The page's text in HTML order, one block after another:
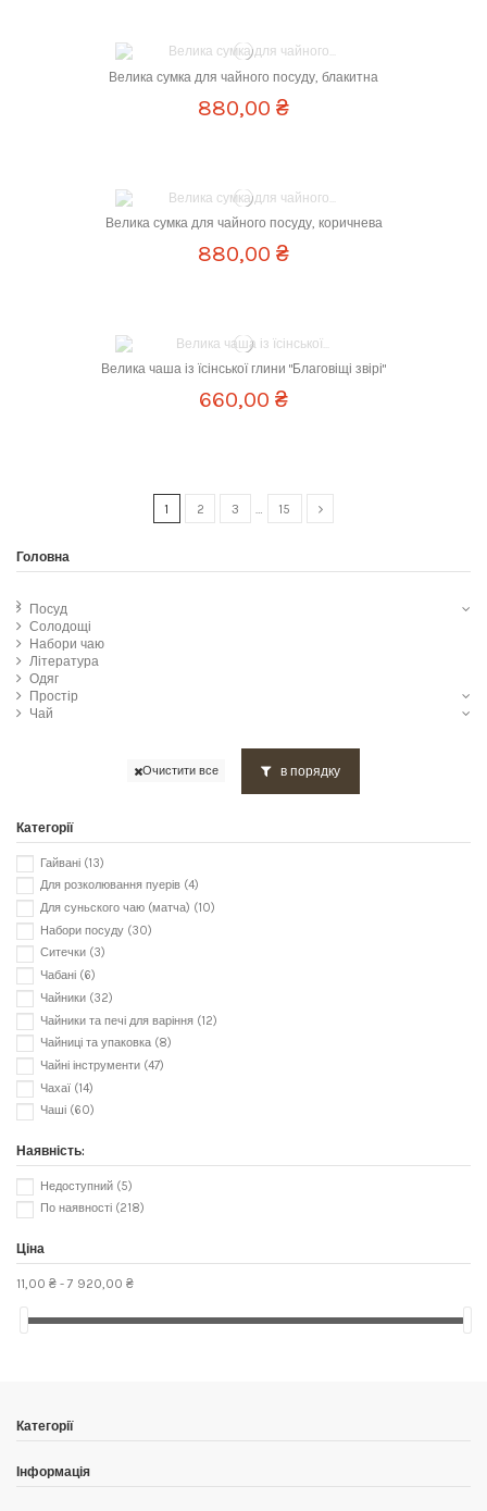
Велика сумка для чайного посуду, блакитна
880,00 ₴
Велика сумка для чайного посуду, коричнева
880,00 ₴
Об `єм 100 мл
Велика чаша із їсінської глини "Благовіщі звірі"
660,00 ₴
1 2 3 15
Головна
Посуд
Солодощі
Набори чаю
Література
Одяг
Простір
Чай
Очистити все в порядку
Категорії
Гайвані (13)
Для розколювання пуерів (4)
Для суньского чаю (матча) (10)
Набори посуду (30)
Ситечки (3)
Чабані (6)
Чайники (32)
Чайники та печі для варіння (12)
Чайниці та упаковка (8)
Чайні інструменти (47)
Чахаї (14)
Чаші (60)
Наявність:
Недоступний (5)
По наявності (218)
Ціна
11,00 ₴ - 7 920,00 ₴
Категорії
Інформація